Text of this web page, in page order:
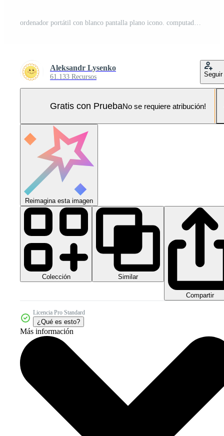
ordenador portátil con blanco pantalla plano icono. computadora realista vector ilustración con largo sombra. Pro Vector y Pro SVG
Aleksandr Lysenko
61.133 Recursos Seguir
Gratis con PruebaNo se requiere atribución!
Reimagina esta imagen
Colección Similar
Compartir
Licencia Pro Standard
¿Qué es esto?
Más información